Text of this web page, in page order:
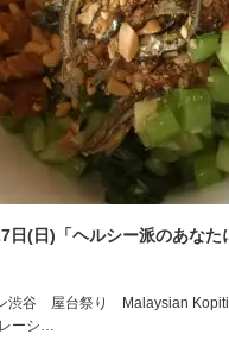
(日)「ヘルシー派のあな
渋谷 屋台祭り Malaysian
ーシ…